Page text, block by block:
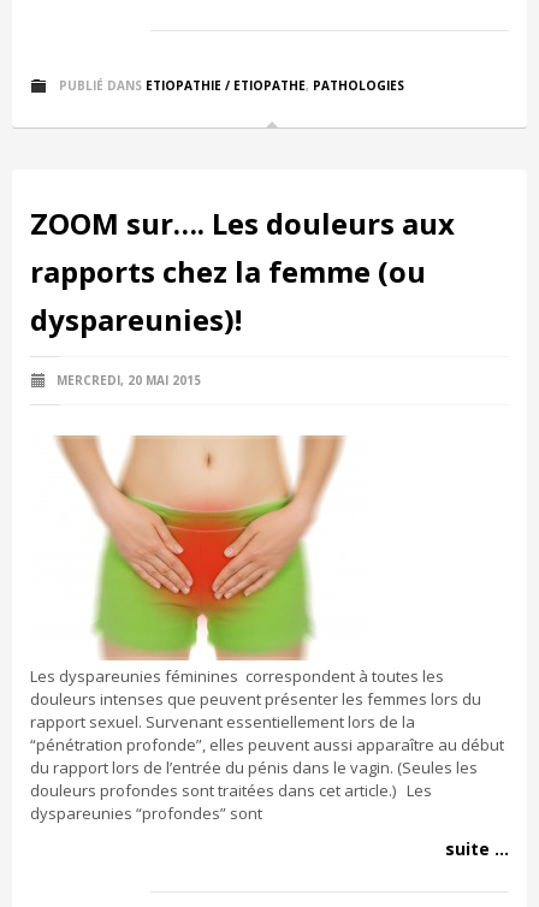
PUBLIÉ DANS ETIOPATHIE / ETIOPATHE, PATHOLOGIES
ZOOM sur…. Les douleurs aux
rapports chez la femme (ou
dyspareunies)!
MERCREDI, 20 MAI 2015
Les dyspareunies féminines correspondent à toutes les
douleurs intenses que peuvent présenter les femmes lors du
rapport sexuel. Survenant essentiellement lors de la
“pénétration profonde”, elles peuvent aussi apparaître au début
du rapport lors de l’entrée du pénis dans le vagin. (Seules les
douleurs profondes sont traitées dans cet article.) Les
dyspareunies “profondes” sont
suite ...